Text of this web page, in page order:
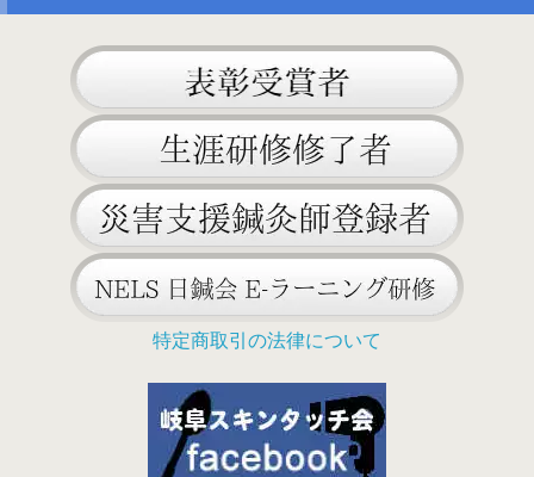
特定商取引の法律について